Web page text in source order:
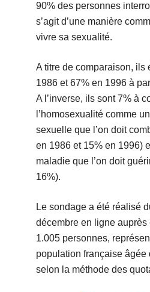
90% des personnes
s’agit d’une manière
vivre sa sexualité.
A titre de comparaison, ils
1986 et 67% en 1996 à
A l’inverse, ils sont 7% à
l’homosexualité comme
sexuelle que l’on doit
en 1986 et 15% en 1996)
maladie que l’on doit
16%).
Le sondage a été réalisé
décembre en ligne auprès
1.005 personnes,
population française âgée
selon la méthode des